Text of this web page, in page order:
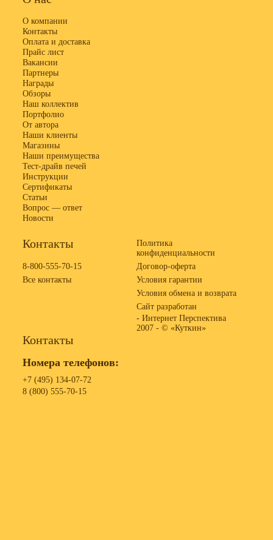
О компании
Контакты
Оплата и доставка
Прайс лист
Вакансии
Партнеры
Награды
Обзоры
Наш коллектив
Портфолио
От автора
Наши клиенты
Магазины
Наши преимущества
Тест-драйв печей
Инструкции
Сертификаты
Статьи
Вопрос — ответ
Новости
Контакты
8-800-555-70-15
Все контакты
Политика
конфиденциальности
Договор-оферта
Условия гарантии
Условия обмена и возврата
Сайт разработан
- Интернет Перспектива
2007 - © «Куткин»
Контакты
Номера телефонов:
+7 (495) 134-07-72
8 (800) 555-70-15